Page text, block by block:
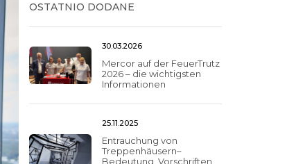
OSTATNIO DODANE
30.03.2026
Mercor auf der FeuerTrutz
2026 – die wichtigsten
Informationen
25.11.2025
Entrauchung von
Treppenhäusern–
Bedeutung, Vorschriften,